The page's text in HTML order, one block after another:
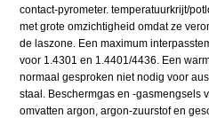
contact-pyrometer. temperatuurkrijt/
met grote omzichtigheid omdat ze
de laszone. Een maximum
voor 1.4301 en 1.4401/4436. Een
normaal gesproken niet nodig voor
staal. Beschermgas en -gasmengsels
omvatten argon, argon-zuurstof en